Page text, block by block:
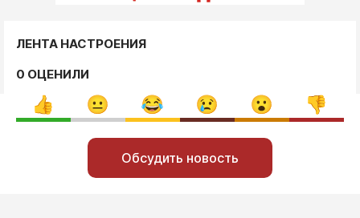
ЛЕНТА НАСТРОЕНИЯ
0 ОЦЕНИЛИ
Обсудить новость